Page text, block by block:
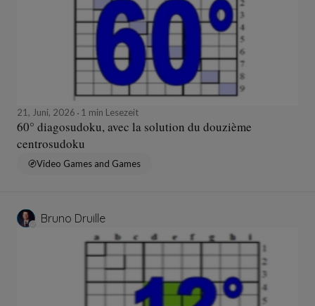
21, Juni, 2026 1 min Lesezeit
60° diagosudoku, avec la solution du douzième
centrosudoku
Video Games and Games
Bruno Druille